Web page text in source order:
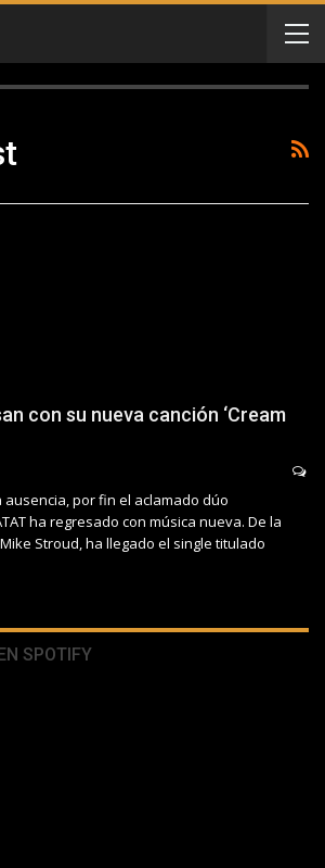
con su nueva canción ‘Cream
por fin el aclamado dúo
ha regresado con música nueva. De la
Stroud, ha llegado el single titulado
SPOTIFY